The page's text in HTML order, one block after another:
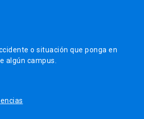
o situación que ponga en
algún campus.